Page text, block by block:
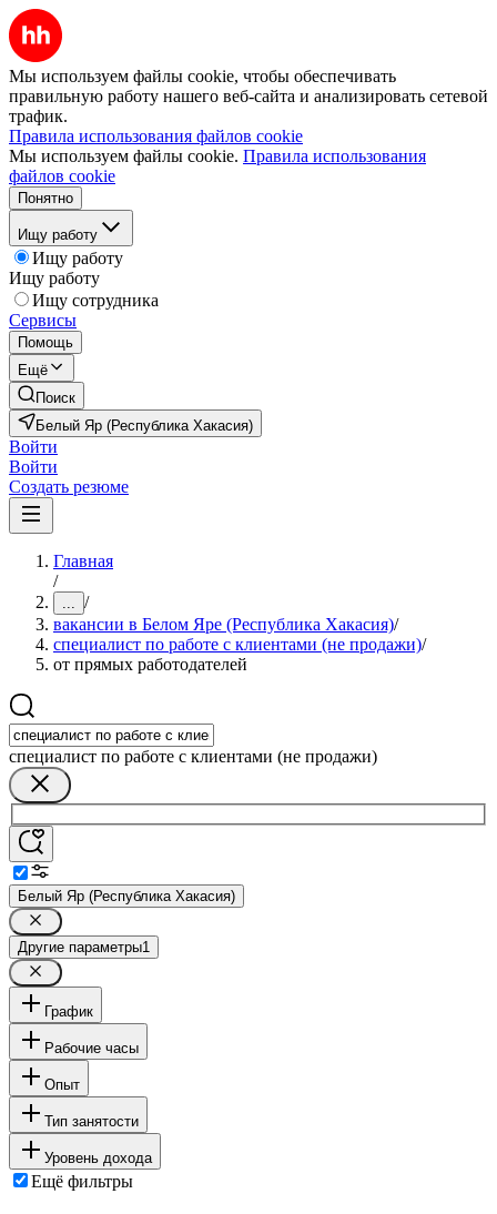
Мы используем файлы cookie, чтобы обеспечивать
правильную работу нашего веб-сайта и анализировать сетевой
трафик.
Правила использования файлов cookie
Мы используем файлы cookie. Правила использования
файлов cookie
Понятно
Ищу работу
Ищу работу
Ищу работу
Ищу сотрудника
Сервисы
Помощь
Ещё
Поиск
Белый Яр (Республика Хакасия)
Войти
Войти
Создать резюме
Главная
/
... /
вакансии в Белом Яре (Республика Хакасия)/
специалист по работе с клиентами (не продажи)/
от прямых работодателей
специалист по работе с клиентами (не продажи)
Белый Яр (Республика Хакасия)
Другие параметры1
График
Рабочие часы
Опыт
Тип занятости
Уровень дохода
Ещё фильтры